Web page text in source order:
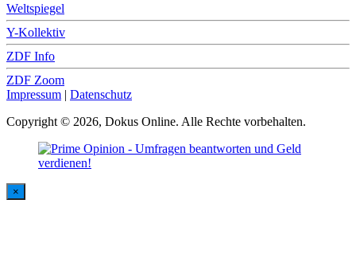
Weltspiegel
Y-Kollektiv
ZDF Info
ZDF Zoom
Impressum | Datenschutz
Copyright © 2026, Dokus Online. Alle Rechte vorbehalten.
×